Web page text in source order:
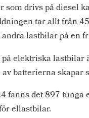
som drivs på diesel
tar allt från
lastbilar på en
elektriska
batterierna skapar
fanns det 897
ellastbilar.